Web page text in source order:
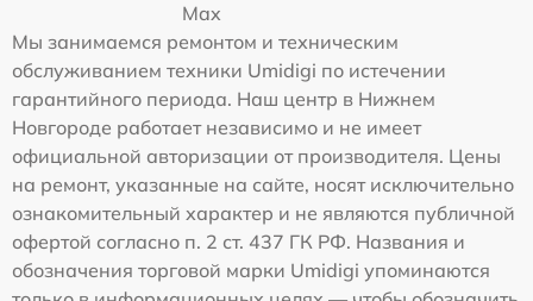
Max
Мы занимаемся ремонтом и техническим
обслуживанием техники Umidigi по истечении
гарантийного периода. Наш центр в Нижнем
Новгороде работает независимо и не имеет
официальной авторизации от производителя. Цены
на ремонт, указанные на сайте, носят исключительно
ознакомительный характер и не являются публичной
офертой согласно п. 2 ст. 437 ГК РФ. Названия и
обозначения торговой марки Umidigi упоминаются